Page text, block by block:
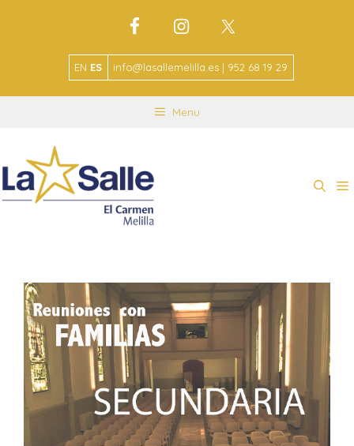
EN ES info@lasallemelilla.es | 952 68 19 29
Menu